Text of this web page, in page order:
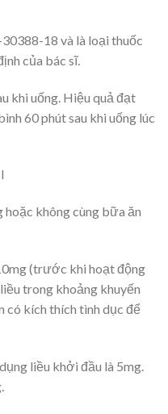
18 và là loại thuốc
của bác sĩ.
khi uống. Hiệu quả đạt
60 phút sau khi uống lúc
hoặc không cùng bữa ăn
(trước khi hoạt động
trong khoảng khuyến
có kích thích tình dục để
liều khởi đầu là 5mg.